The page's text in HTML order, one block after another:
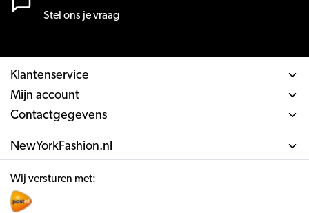
Stel ons je vraag
Klantenservice
Mijn account
Contactgegevens
NewYorkFashion.nl
Wij versturen met: